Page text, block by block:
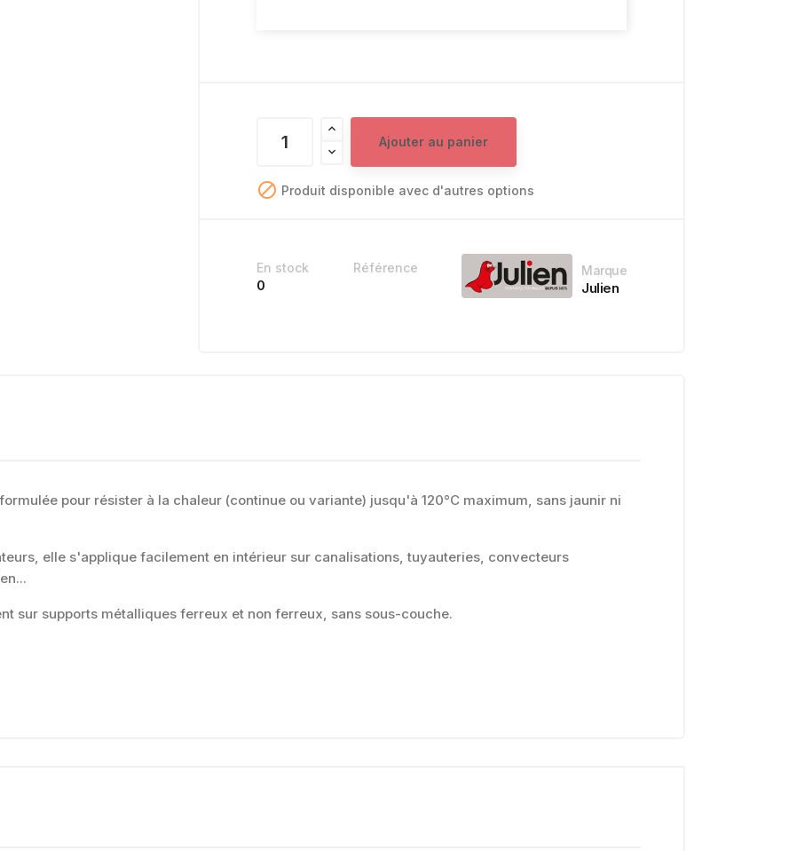
Ajouter au panier
 Produit disponible avec d'autres options
En stock
0
Référence Marque
Julien
pour résister à la chaleur (continue ou variante) jusqu'à 120°C maximum, sans jaunir ni
elle s'applique facilement en intérieur sur canalisations, tuyauteries, convecteurs
sur supports métalliques ferreux et non ferreux, sans sous-couche.